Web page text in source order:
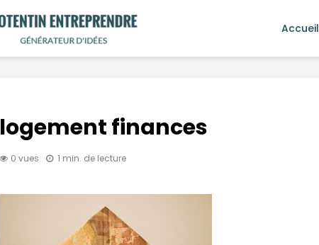
Accueil
logement finances
0 vues 1 min. de lecture